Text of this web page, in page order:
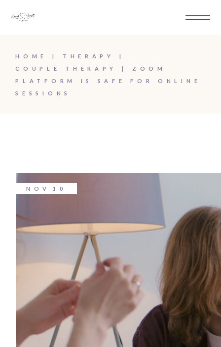
HOME
THERAPY
COUPLE THERAPY
ZOOM
PLATFORM IS SAFE FOR ONLINE
SESSIONS
NOV 10